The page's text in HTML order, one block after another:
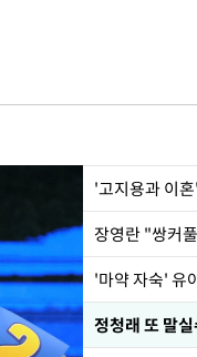
'고지용과 이
'마약 자숙' 유
정청래 또 말